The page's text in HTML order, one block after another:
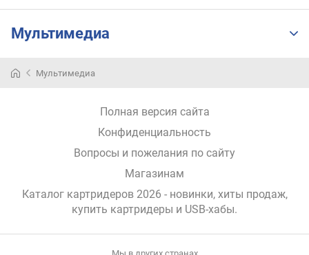
Мультимедиа
Мультимедиа
Полная версия сайта
Конфиденциальность
Вопросы и пожелания по сайту
Магазинам
Каталог картридеров 2026 - новинки, хиты продаж,
купить картридеры и USB-хабы.